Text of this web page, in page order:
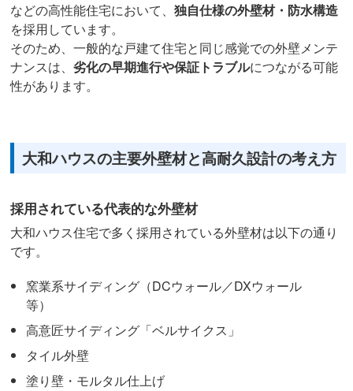
などの高性能住宅において、独自仕様の外壁材・防水構造
を採用しています。
そのため、一般的な戸建て住宅と同じ感覚での外壁メンテ
ナンスは、劣化の早期進行や保証トラブルにつながる可能
性があります。
大和ハウスの主要外壁材と高耐久設計の考え方
採用されている代表的な外壁材
大和ハウス住宅で多く採用されている外壁材は以下の通り
です。
窯業系サイディング（DCウォール／DXウォール
等）
高意匠サイディング「ベルサイクス」
タイル外壁
塗り壁・モルタル仕上げ